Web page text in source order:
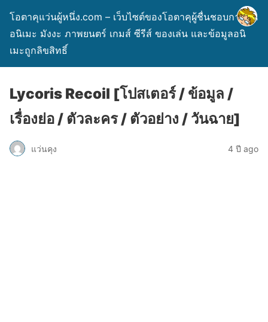
โอตาคุแว่นผู้หนึ่ง.com – เว็บไซต์ของโอตาคุผู้ชื่นชอบการ์ตูน
อนิเมะ มังงะ ภาพยนตร์ เกมส์ ซีรีส์ ของเล่น และข้อมูลอนิ
เมะถูกลิขสิทธิ์
Lycoris Recoil [โปสเตอร์ / ข้อมูล /
เรื่องย่อ / ตัวละคร / ตัวอย่าง / วันฉาย]
แว่นคุง 4 ปี ago